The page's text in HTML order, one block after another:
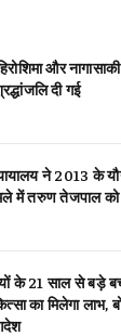
और
दी गई
ने 2013 के
में तरुण तेजपाल को
के 21 साल से बड़े
का मिलेगा लाभ,